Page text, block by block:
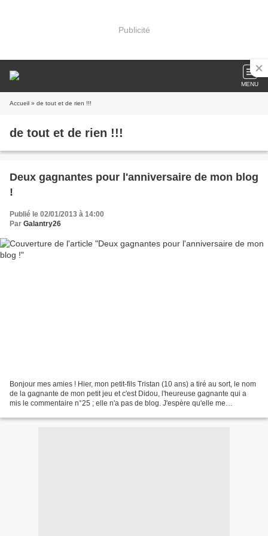
Publicité
MENU
Accueil » de tout et de rien !!!
de tout et de rien !!!
Deux gagnantes pour l'anniversaire de mon blog
!
Publié le 02/01/2013 à 14:00
Par Galantry26
Bonjour mes amies ! Hier, mon petit-fils Tristan (10 ans) a tiré au sort, le nom
de la gagnante de mon petit jeu et c'est Didou, l'heureuse gagnante qui a
mis le commentaire n°25 ; elle n'a pas de blog. J'espère qu'elle me